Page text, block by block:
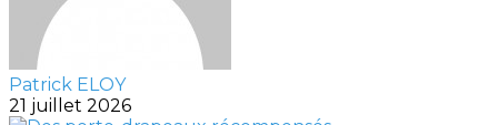
Patrick ELOY
21 juillet 2026